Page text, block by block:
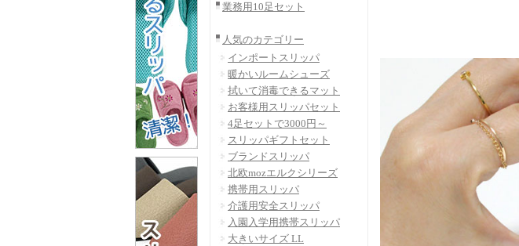
業務用10足セット
人気のカテゴリー
インポートスリッパ
暖かいルームシューズ
拭いて消毒できるマット
お客様用スリッパセット
4足セットで3000円～
スリッパギフトセット
ブランドスリッパ
北欧mozエルクシリーズ
携帯用スリッパ
介護用安全スリッパ
入園入学用携帯スリッパ
大きいサイズ LL